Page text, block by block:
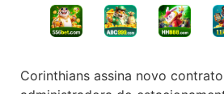
Corinthians assina novo